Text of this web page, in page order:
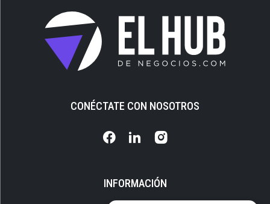
INFORMACIÓN
CONÉCTATE CON NOSOTROS